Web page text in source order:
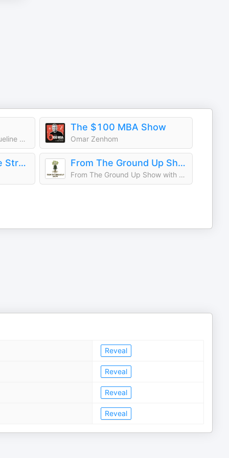
Cristina Marinucci & Jacqueline Dynowski
The $100 MBA Show
Omar Zenhom
Money Made Simple Strategy From The Ground Up Show - Entrepreneur and Leadership Success Stories from Blue Collar, and Unconventional Career Paths
From The Ground Up Show with Erick Loden
Reveal
Reveal
Reveal
Reveal